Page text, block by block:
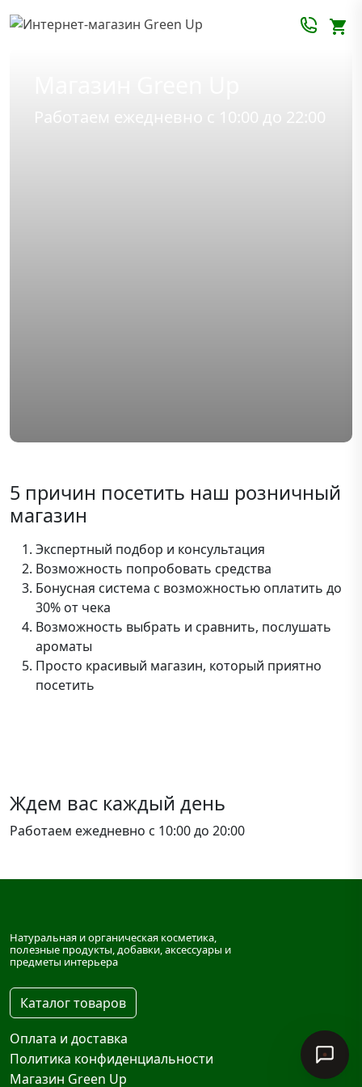
Работаем ежедневно с 10:00 до 22:00
5 причин посетить наш розничный
магазин
Экспертный подбор и консультация
Возможность попробовать средства
Бонусная система с возможностью оплатить до
30% от чека
Возможность выбрать и сравнить, послушать
ароматы
Просто красивый магазин, который приятно
посетить
Ждем вас каждый день
Работаем ежедневно с 10:00 до 20:00
Натуральная и органическая косметика,
полезные продукты, добавки, аксессуары и
предметы интерьера
Каталог товаров
Оплата и доставка
Политика конфиденциальности
Магазин Green Up